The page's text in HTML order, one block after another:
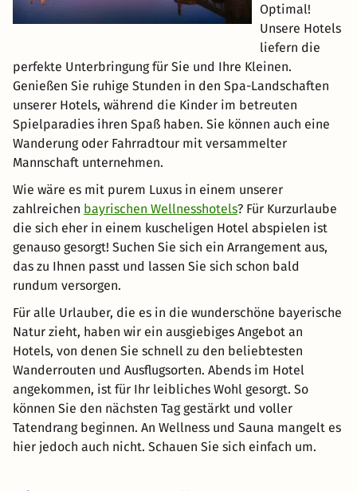
Optimal!
Unsere Hotels
liefern die
perfekte Unterbringung für Sie und Ihre Kleinen.
Genießen Sie ruhige Stunden in den Spa-Landschaften
unserer Hotels, während die Kinder im betreuten
Spielparadies ihren Spaß haben. Sie können auch eine
Wanderung oder Fahrradtour mit versammelter
Mannschaft unternehmen.
Wie wäre es mit purem Luxus in einem unserer
zahlreichen bayrischen Wellnesshotels? Für Kurzurlaube
die sich eher in einem kuscheligen Hotel abspielen ist
genauso gesorgt! Suchen Sie sich ein Arrangement aus,
das zu Ihnen passt und lassen Sie sich schon bald
rundum versorgen.
Für alle Urlauber, die es in die wunderschöne bayerische
Natur zieht, haben wir ein ausgiebiges Angebot an
Hotels, von denen Sie schnell zu den beliebtesten
Wanderrouten und Ausflugsorten. Abends im Hotel
angekommen, ist für Ihr leibliches Wohl gesorgt. So
können Sie den nächsten Tag gestärkt und voller
Tatendrang beginnen. An Wellness und Sauna mangelt es
hier jedoch auch nicht. Schauen Sie sich einfach um.